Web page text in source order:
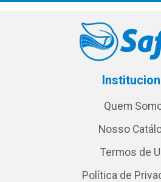
Quem
Nosso
Termos de
Política de